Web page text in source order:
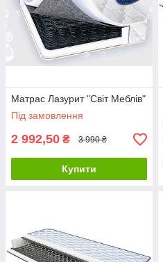
Матрас Лазурит "Світ Меблів"
Під замовлення
2 992,50 ₴ 3 990 ₴
Купити